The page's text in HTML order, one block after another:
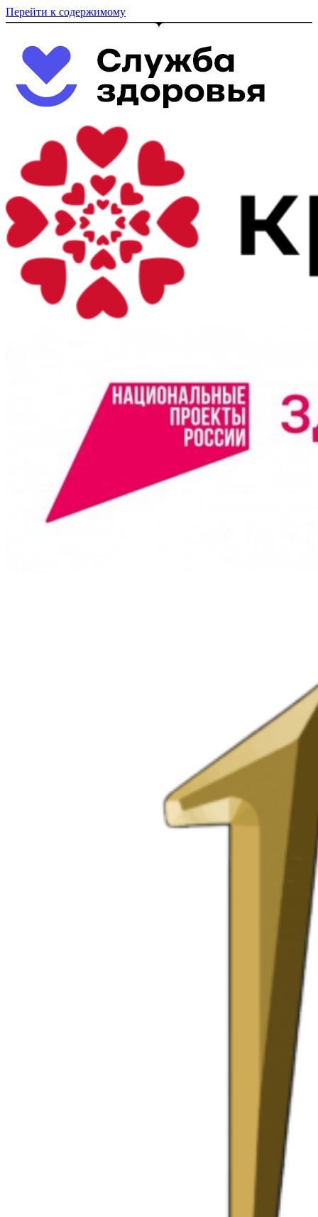
Перейти к содержимому